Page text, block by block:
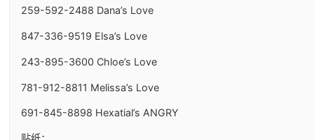
259-592-2488 Dana’s Love
847-336-9519 Elsa’s Love
243-895-3600 Chloe’s Love
781-912-8811 Melissa’s Love
691-845-8898 Hexatial’s ANGRY